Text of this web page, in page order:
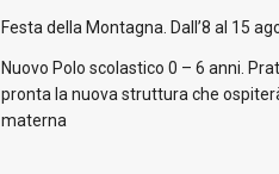
Festa della Montagna. Dall’8 al 15
Nuovo Polo scolastico 0 – 6 anni.
pronta la nuova struttura che
materna